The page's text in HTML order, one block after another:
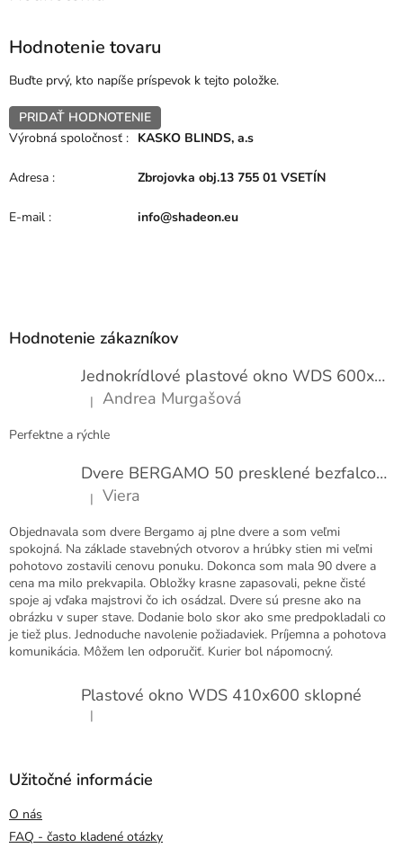
Hodnotenie tovaru
Buďte prvý, kto napíše príspevok k tejto položke.
PRIDAŤ HODNOTENIE
Výrobná spoločnosť : KASKO BLINDS, a.s
Adresa : Zbrojovka obj.13 755 01 VSETÍN
E-mail : info@shadeon.eu
Hodnotenie zákazníkov
Jednokrídlové plastové okno WDS 600x1000
Hodnotenie produktu je 5 z 5 hviezdičiek.
| Andrea Murgašová
Perfektne a rýchle
Dvere BERGAMO 50 presklené bezfalcové EXTRA
Hodnotenie produktu je 5 z 5 hviezdičiek.
| Viera
Objednavala som dvere Bergamo aj plne dvere a som veľmi
spokojná. Na základe stavebných otvorov a hrúbky stien mi veľmi
pohotovo zostavili cenovu ponuku. Dokonca som mala 90 dvere a
cena ma milo prekvapila. Obložky krasne zapasovali, pekne čisté
spoje aj vďaka majstrovi čo ich osádzal. Dvere sú presne ako na
obrázku v super stave. Dodanie bolo skor ako sme predpokladali co
je tiež plus. Jednoduche navolenie požiadaviek. Príjemna a pohotova
komunikácia. Môžem len odporučiť. Kurier bol nápomocný.
Plastové okno WDS 410x600 sklopné
Hodnotenie produktu je 5 z 5 hviezdičiek.
|
Užitočné informácie
O nás
FAQ - často kladené otázky